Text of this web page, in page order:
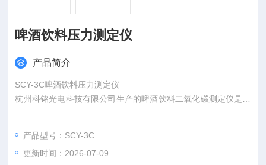
啤酒饮料压力测定仪
产品简介
SCY-3C啤酒饮料压力测定仪
杭州科铭光电科技有限公司生产的啤酒饮料二氧化碳测定仪是用
来测定啤酒饮料中的二氧化碳含量指标的器具。该仪器操作方
供的检测设备。
产品型号：SCY-3C
更新时间：2026-07-09